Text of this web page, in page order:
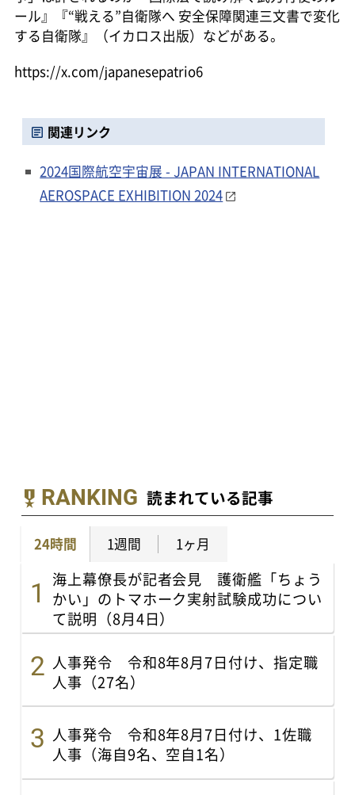
ール』『“戦える”自衛隊へ 安全保障関連三文書で変化
する自衛隊』（イカロス出版）などがある。
https://x.com/japanesepatrio6
関連リンク
2024国際航空宇宙展 - JAPAN INTERNATIONAL
AEROSPACE EXHIBITION 2024
RANKING 読まれている記事
24時間 1週間 1ヶ月
海上幕僚長が記者会見 護衛艦「ちょう
かい」のトマホーク実射試験成功につい
て説明（8月4日）
人事発令 令和8年8月7日付け、指定職
人事（27名）
人事発令 令和8年8月7日付け、1佐職
人事（海自9名、空自1名）